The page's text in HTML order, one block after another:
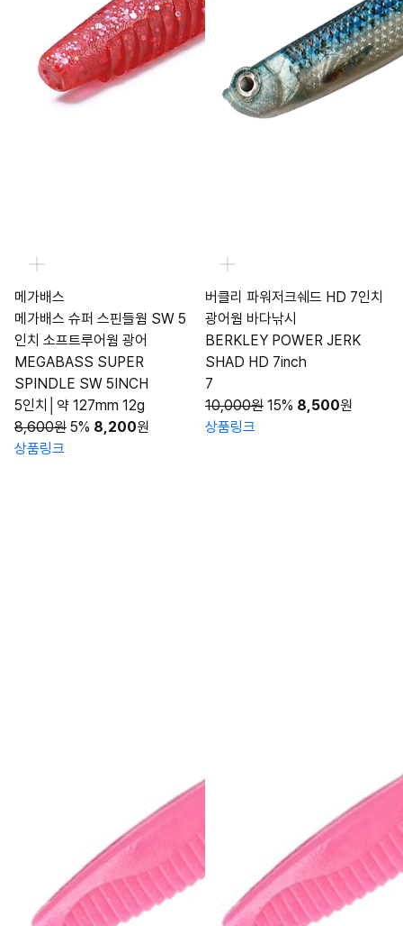
메가배스
메가배스 슈퍼 스핀들웜 SW 5
인치 소프트루어웜 광어
MEGABASS SUPER
SPINDLE SW 5INCH
5인치│약 127mm 12g
8,600원 5% 8,200원
상품링크
버클리 파워저크쉐드 HD 7인치
광어웜 바다낚시
BERKLEY POWER JERK
SHAD HD 7inch
7
10,000원 15% 8,500원
상품링크